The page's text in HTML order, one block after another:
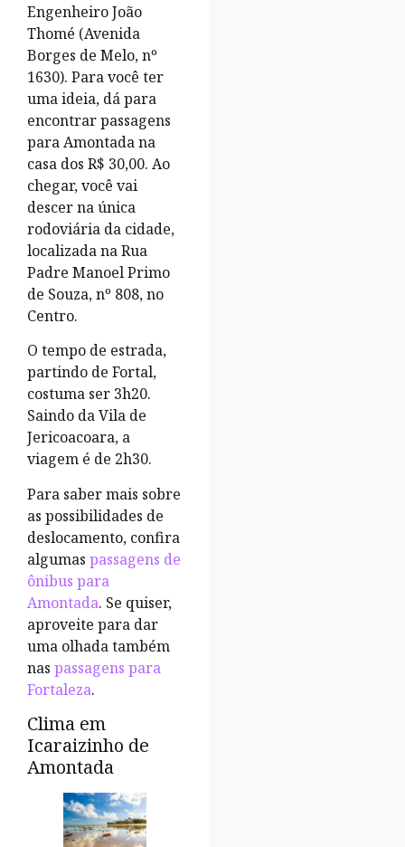
Engenheiro João
Thomé (Avenida
Borges de Melo, nº
1630). Para você ter
uma ideia, dá para
encontrar passagens
para Amontada na
casa dos R$ 30,00. Ao
chegar, você vai
descer na única
rodoviária da cidade,
localizada na Rua
Padre Manoel Primo
de Souza, nº 808, no
Centro.
O tempo de estrada,
partindo de Fortal,
costuma ser 3h20.
Saindo da Vila de
Jericoacoara, a
viagem é de 2h30.
Para saber mais sobre
as possibilidades de
deslocamento, confira
algumas passagens de
ônibus para
Amontada. Se quiser,
aproveite para dar
uma olhada também
nas passagens para
Fortaleza.
Clima em
Icaraizinho de
Amontada